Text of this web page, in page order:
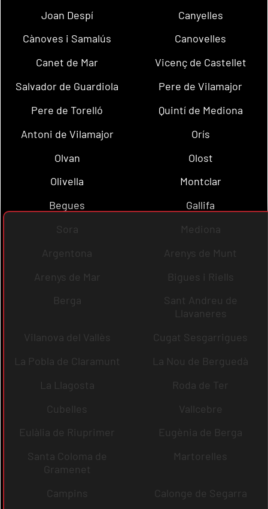
Joan Despí
Canyelles
Cànoves i Samalús
Canovelles
Canet de Mar
Vicenç de Castellet
Salvador de Guardiola
Pere de Vilamajor
Pere de Torelló
Quintí de Mediona
Antoni de Vilamajor
Orís
Olvan
Olost
Olivella
Montclar
Begues
Gallifa
Sora
Mediona
Argentona
Arenys de Munt
Arenys de Mar
Bigues i Riells
Berga
Sant Andreu de
Llavaneres
Vilanova del Vallès
Cugat Sesgarrigues
La Pobla de Claramunt
La Nou de Berguedà
La Llagosta
Roda de Ter
Cubelles
Vallcebre
Eulàlia de Riuprimer
Eugènia de Berga
Santa Coloma de
Gramenet
Martorelles
Campins
Calonge de Segarra